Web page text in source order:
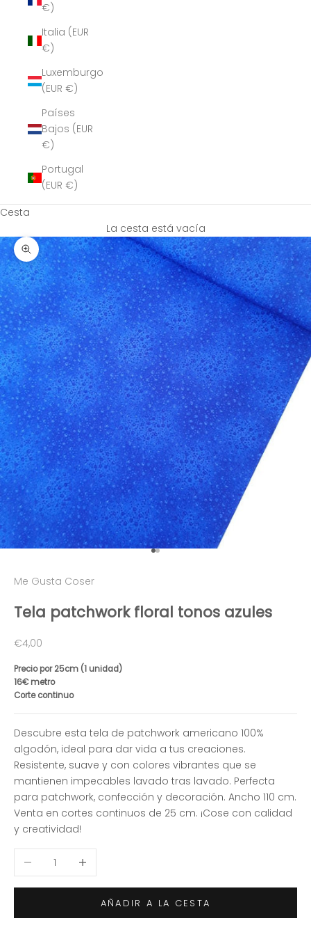
€)
Italia (EUR
€)
Luxemburgo
(EUR €)
Países
Bajos (EUR
€)
Portugal
(EUR €)
Cesta
La cesta está vacía
Zoom
Ir al artículo 1
Ir al artículo 2
Me Gusta Coser
Tela patchwork floral tonos azules
Precio de oferta
€4,00
Precio por 25cm (1 unidad)
16€ metro
Corte continuo
Descubre esta tela de patchwork americano 100%
algodón, ideal para dar vida a tus creaciones.
Resistente, suave y con colores vibrantes que se
mantienen impecables lavado tras lavado. Perfecta
para patchwork, confección y decoración. Ancho 110 cm.
Venta en cortes continuos de 25 cm. ¡Cose con calidad
y creatividad!
Reducir cantidadAumentar cantidad
AÑADIR A LA CESTA